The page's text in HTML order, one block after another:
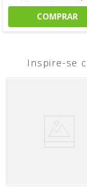
COMPRAR
Inspire-se